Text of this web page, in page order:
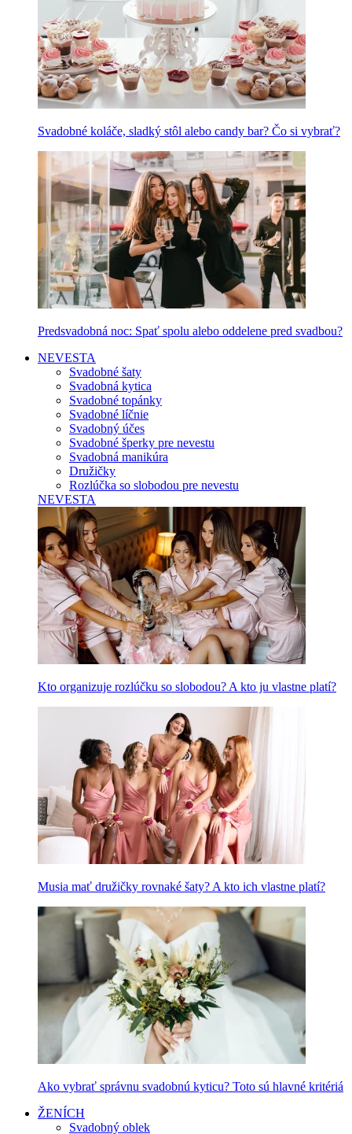
Svadobné koláče, sladký stôl alebo candy bar? Čo si vybrať?
Predsvadobná noc: Spať spolu alebo oddelene pred svadbou?
NEVESTA
Svadobné šaty
Svadobná kytica
Svadobné topánky
Svadobné líčnie
Svadobný účes
Svadobné šperky pre nevestu
Svadobná manikúra
Družičky
Rozlúčka so slobodou pre nevestu
NEVESTA
Kto organizuje rozlúčku so slobodou? A kto ju vlastne platí?
Musia mať družičky rovnaké šaty? A kto ich vlastne platí?
Ako vybrať správnu svadobnú kyticu? Toto sú hlavné kritériá
ŽENÍCH
Svadobný oblek